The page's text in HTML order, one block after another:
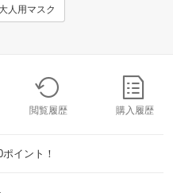
大人用マスク
閲覧履歴 購入履歴
イント！